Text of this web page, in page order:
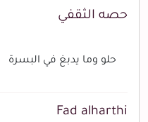
حصه الثقفي
حلو وما يدبغ في البسرة
Fad alharthi